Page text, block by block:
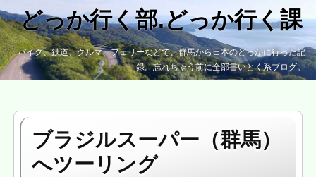
どっか行く部.どっか行く課
バイク、鉄道、クルマ、フェリーなどで、群馬から日本のどっかに行った記
録。忘れちゃう前に全部書いとく系ブログ。
ブラジルスーパー（群馬）
へツーリング